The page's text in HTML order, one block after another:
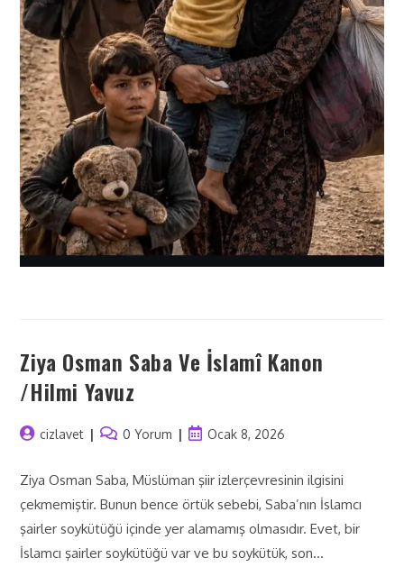
Ziya Osman Saba Ve İslamî Kanon
/Hilmi Yavuz
cizlavet 0 Yorum Ocak 8, 2026
Ziya Osman Saba, Müslüman şiir izlerçevresinin ilgisini
çekmemiştir. Bunun bence örtük sebebi, Saba’nın İslamcı
şairler soykütüğü içinde yer alamamış olmasıdır. Evet, bir
İslamcı şairler soykütüğü var ve bu soykütük, son…